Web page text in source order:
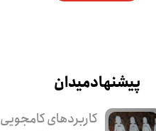
پیشنهاد میدان
کاربرد‌های کامجویی